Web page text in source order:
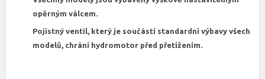
opěrným válcem.
Pojistný ventil, který je součástí standardní výbavy všech
modelů, chrání hydromotor před přetížením.